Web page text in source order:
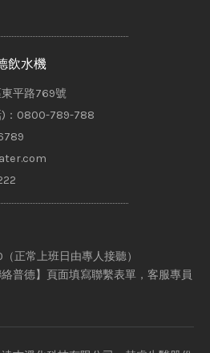
飲水機
東平路769號
)：0800-789-788
正常上班日由專人接聽）
普德】頁面填寫聯繫表單，客服專員